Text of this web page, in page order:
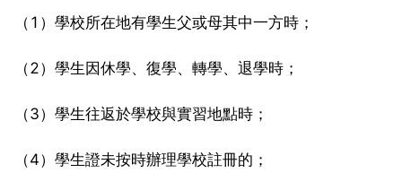
（1）學校所在地有學生父或母其中一方時；
（2）學生因休學、復學、轉學、退學時；
（3）學生往返於學校與實習地點時；
（4）學生證未按時辦理學校註冊的；